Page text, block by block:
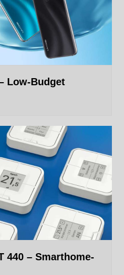
Low-Budget
440 – Smarthome-